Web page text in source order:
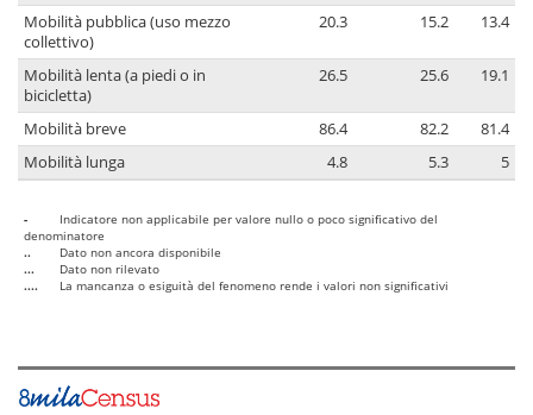
Mobilità pubblica (uso mezzo
collettivo)
20.3 15.2 13.4
Mobilità lenta (a piedi o in
bicicletta)
26.5 25.6 19.1
Mobilità breve 86.4 82.2
81.4
Mobilità lunga
4.8 5.3 5
-
Indicatore non applicabile per valore nullo o poco significativo del
denominatore
..
Dato non ancora disponibile
...
Dato non rilevato
....
La mancanza o esiguità del fenomeno rende i valori non significativi